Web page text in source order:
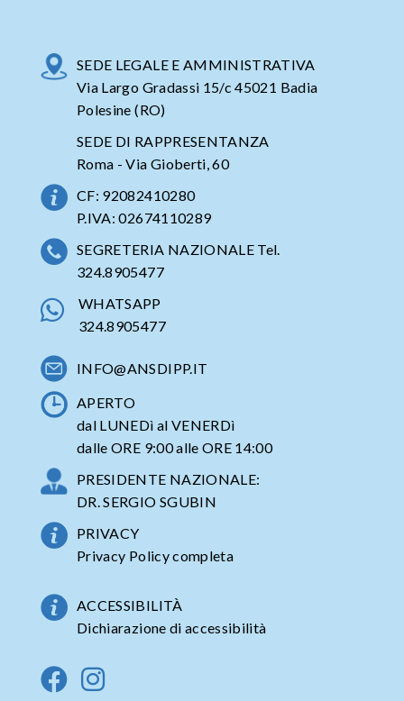
SEDE LEGALE E AMMINISTRATIVA
Via Largo Gradassi 15/c 45021 Badia
Polesine (RO)
SEDE DI RAPPRESENTANZA
Roma - Via Gioberti, 60
CF: 92082410280
P.IVA: 02674110289
SEGRETERIA NAZIONALE Tel.
324.8905477
WHATSAPP
324.8905477
INFO@ANSDIPP.IT
APERTO
dal LUNEDì al VENERDì
dalle ORE 9:00 alle ORE 14:00
PRESIDENTE NAZIONALE:
DR. SERGIO SGUBIN
PRIVACY
Privacy Policy completa
ACCESSIBILITÀ
Dichiarazione di accessibilità